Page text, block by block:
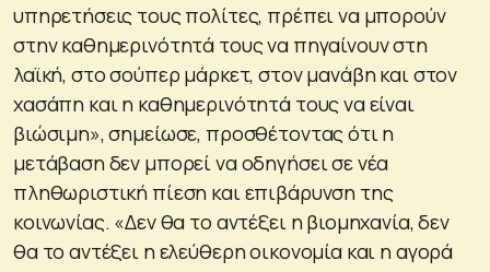
υπηρετήσεις τους πολίτες, πρέπει να μπορούν
στην καθημερινότητά τους να πηγαίνουν στη
λαϊκή, στο σούπερ μάρκετ, στον μανάβη και στον
χασάπη και η καθημερινότητά τους να είναι
βιώσιμη», σημείωσε, προσθέτοντας ότι η
μετάβαση δεν μπορεί να οδηγήσει σε νέα
πληθωριστική πίεση και επιβάρυνση της
κοινωνίας. «Δεν θα το αντέξει η βιομηχανία, δεν
θα το αντέξει η ελεύθερη οικονομία και η αγορά